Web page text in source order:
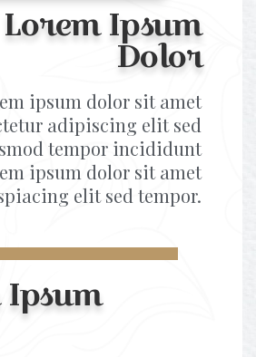
Lorem Ipsum
Dolor
ipsum dolor sit amet
adipiscing elit sed
tempor incididunt
ipsum dolor sit amet
elit sed tempor.